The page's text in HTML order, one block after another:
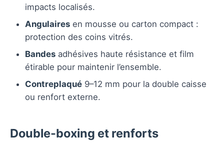
impacts localisés.
Angulaires en mousse ou carton compact :
protection des coins vitrés.
Bandes adhésives haute résistance et film
étirable pour maintenir l’ensemble.
Contreplaqué 9–12 mm pour la double caisse
ou renfort externe.
Double-boxing et renforts